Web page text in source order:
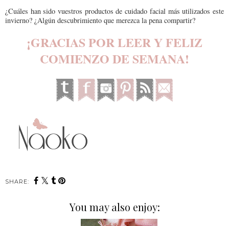
¿Cuáles han sido vuestros productos de cuidado facial más utilizados este
invierno? ¿Algún descubrimiento que merezca la pena compartir?
¡GRACIAS POR LEER Y FELIZ
COMIENZO DE SEMANA!
SHARE:
You may also enjoy: